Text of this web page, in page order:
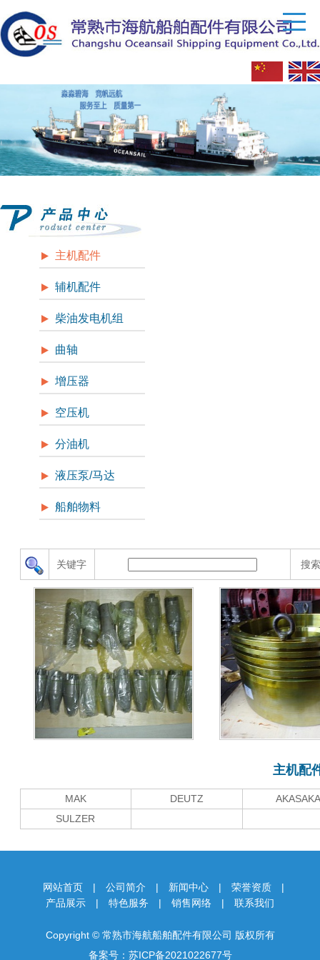
主机配件
辅机配件
柴油发电机组
曲轴
增压器
空压机
分油机
液压泵/马达
船舶物料
关键字 搜
主机配
MAK DEUTZ
AKASAKA
SULZER
网站首页 | 公司简介 | 新闻中心 | 荣誉资质
|
产品展示
| 特色服务 | 销售网络 | 联系我们
Copyright © 常熟市海航船舶配件有限公司 版权所有
备案号： 苏ICP备2021022677号